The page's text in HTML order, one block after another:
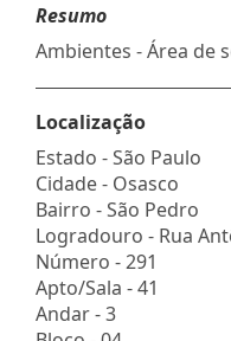
Resumo
Ambientes - Área de
Localização
Estado -São Paulo
Cidade - Osasco
Bairro -São Pedro
Logradouro - Rua
Número -291
Apto/Sala -41
Andar -3